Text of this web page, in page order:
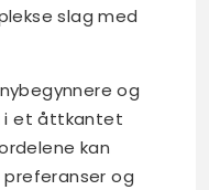
slag med
og
i et åttkantet
kan
og